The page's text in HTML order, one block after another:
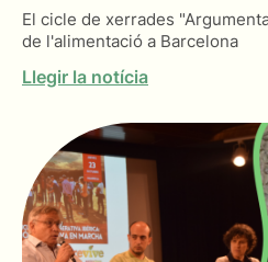
El cicle de xerrades
de l'alimentació a Barcelona
Llegir la notícia